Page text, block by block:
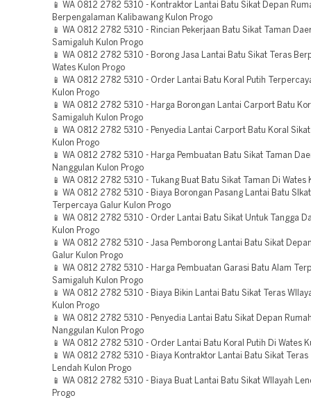
📱 WA 0812 2782 5310 - Kontraktor Lantai Batu Sikat Depan
Berpengalaman Kalibawang Kulon Progo
📱 WA 0812 2782 5310 - Rincian Pekerjaan Batu Sikat Taman
Samigaluh Kulon Progo
📱 WA 0812 2782 5310 - Borong Jasa Lantai Batu Sikat Teras
Wates Kulon Progo
📱 WA 0812 2782 5310 - Order Lantai Batu Koral Putih
Kulon Progo
📱 WA 0812 2782 5310 - Harga Borongan Lantai Carport Batu
Samigaluh Kulon Progo
📱 WA 0812 2782 5310 - Penyedia Lantai Carport Batu Koral
Kulon Progo
📱 WA 0812 2782 5310 - Harga Pembuatan Batu Sikat Taman
Nanggulan Kulon Progo
📱 WA 0812 2782 5310 - Tukang Buat Batu Sikat Taman Di Wates
📱 WA 0812 2782 5310 - Biaya Borongan Pasang Lantai Batu
Terpercaya Galur Kulon Progo
📱 WA 0812 2782 5310 - Order Lantai Batu Sikat Untuk Tangga
Kulon Progo
📱 WA 0812 2782 5310 - Jasa Pemborong Lantai Batu Sikat
Galur Kulon Progo
📱 WA 0812 2782 5310 - Harga Pembuatan Garasi Batu Alam
Samigaluh Kulon Progo
📱 WA 0812 2782 5310 - Biaya Bikin Lantai Batu Sikat Teras
Kulon Progo
📱 WA 0812 2782 5310 - Penyedia Lantai Batu Sikat Depan
Nanggulan Kulon Progo
📱 WA 0812 2782 5310 - Order Lantai Batu Koral Putih Di Wates
📱 WA 0812 2782 5310 - Biaya Kontraktor Lantai Batu Sikat
Lendah Kulon Progo
📱 WA 0812 2782 5310 - Biaya Buat Lantai Batu Sikat WIlayah
Progo